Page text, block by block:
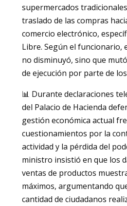
supermercados
traslado de las compras
comercio electrónico,
Libre. Según el funcionario,
no disminuyó, sino que
de ejecución por parte de
📊 Durante declaraciones
del Palacio de Hacienda
gestión económica actual
cuestionamientos por la
actividad y la pérdida del
ministro insistió en que los
ventas de productos
máximos, argumentando
cantidad de ciudadanos